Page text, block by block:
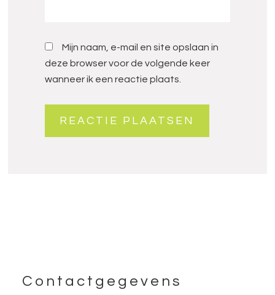
Mijn naam, e-mail en site opslaan in
deze browser voor de volgende keer
wanneer ik een reactie plaats.
Footer
Contactgegevens